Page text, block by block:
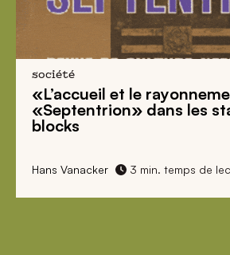
société
«L’accueil et le
«Septentrion» dans les
blocks
Hans Vanacker 3 min. temps de